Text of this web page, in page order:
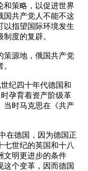
和策略，以促进世界
国共产党人不能不这
以指望国际环境发生
级制度的复辟。
源地，俄国共产党
者。
纪四十年代德国和
孕育着资产阶级革
当时马克思在《共产
在德国，因为德国正
七世纪的英国和十八
文明更进步的条件
这个变革，因而德国